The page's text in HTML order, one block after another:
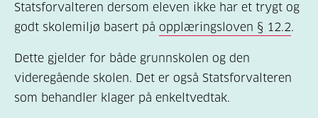
Statsforvalteren dersom eleven ikke har et trygt og
godt skolemiljø basert på opplæringsloven § 12.2.
Dette gjelder for både grunnskolen og den
videregående skolen. Det er også Statsforvalteren
som behandler klager på enkeltvedtak.